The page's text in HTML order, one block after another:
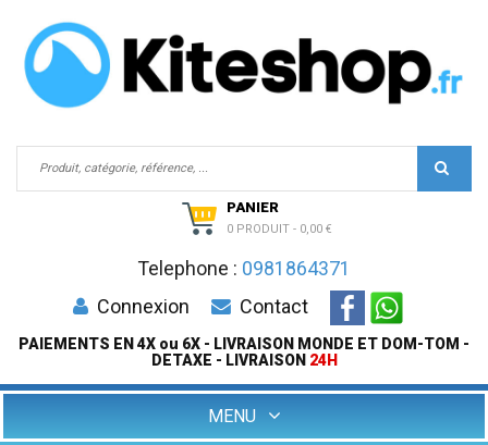
PANIER
0 PRODUIT - 0,00 €
Telephone : 0981864371
Connexion
Contact
PAIEMENTS EN 4X ou 6X - LIVRAISON MONDE ET DOM-TOM -
DETAXE - LIVRAISON 24H
MENU